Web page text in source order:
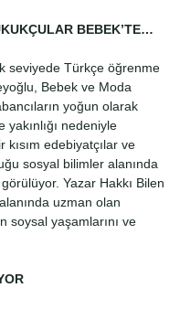
BEBEK’TE…
seviyede Türkçe öğrenme
Bebek ve Moda
yoğun olarak
nedeniyle
edebiyatçılar ve
sosyal bilimler alanında
Yazar Hakkı Bilen
uzman olan
soysal yaşamlarını ve